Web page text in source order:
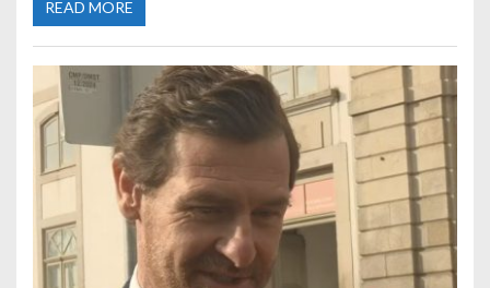
READ MORE